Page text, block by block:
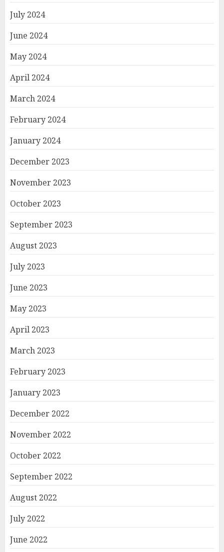
July 2024
June 2024
May 2024
April 2024
March 2024
February 2024
January 2024
December 2023
November 2023
October 2023
September 2023
August 2023
July 2023
June 2023
May 2023
April 2023
March 2023
February 2023
January 2023
December 2022
November 2022
October 2022
September 2022
August 2022
July 2022
June 2022